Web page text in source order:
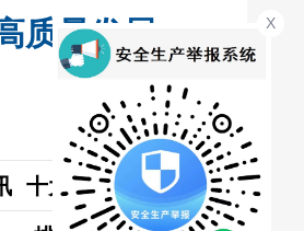
质量发展
十大网赌app 更多+
X